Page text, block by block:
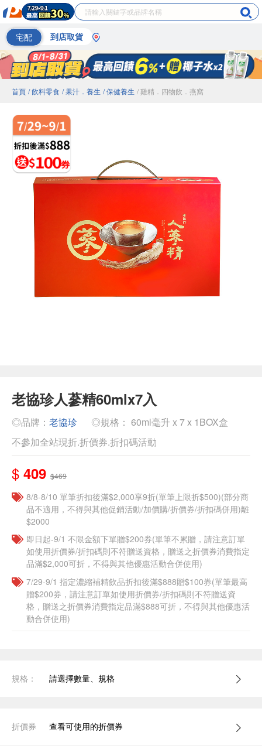
宅配 到店取貨
首頁 / 飲料零食 / 果汁．養生 / 保健養生 / 雞精．四物飲．燕窩
老協珍人蔘精60mlx7入
◎品牌： 老協珍
◎規格： 60ml毫升 x 7 x 1BOX盒
不參加全站現折.折價券.折扣碼活動
$ 409 $469
8/8-8/10 單筆折扣後滿$2,000享9折(單筆上限折$500)(部分商
品不適用，不得與其他促銷活動/加價購/折價券/折扣碼併用)離
$2000
即日起-9/1 不限金額下單贈$200券(單筆不累贈，請注意訂單
如使用折價券/折扣碼則不符贈送資格，贈送之折價券消費指定
品滿$2,000可折，不得與其他優惠活動合併使用)
7/29-9/1 指定濃縮補精飲品​折扣後滿$888贈$100券(單筆最高
贈$200券，請注意訂單如使用折價券/折扣碼則不符贈送資
格，贈送之折價券消費指定品滿$888可折，不得與其他優惠活
動合併使用)
規格： 請選擇數量、規格
折價券 查看可使用的折價券